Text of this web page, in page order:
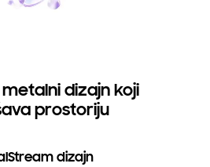
dizajn koji
prostoriju
dizajn